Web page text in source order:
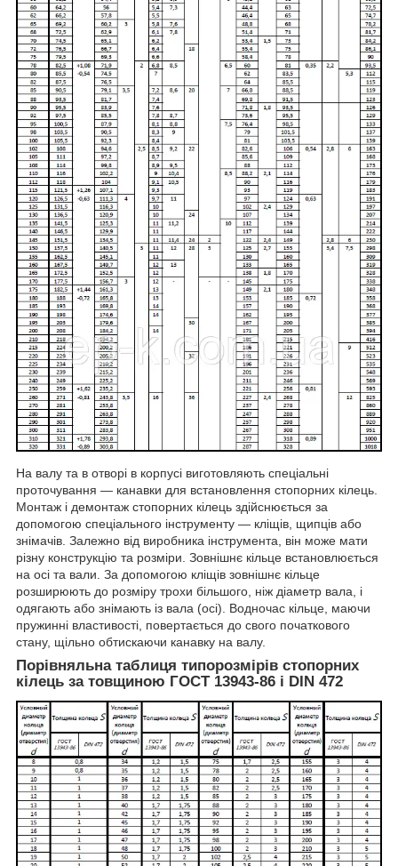
На валу та в отворі в корпусі виготовляють спеціальні
проточування — канавки для встановлення стопорних кілець.
Монтаж і демонтаж стопорних кілець здійснюється за
допомогою спеціального інструменту — кліщів, щипців або
знімачів. Залежно від виробника інструмента, він може мати
різну конструкцію та розміри. Зовнішнє кільце встановлюється
на осі та вали. За допомогою кліщів зовнішнє кільце
розширюють до розміру трохи більшого, ніж діаметр вала, і
одягають або знімають із вала (осі). Водночас кільце, маючи
пружинні властивості, повертається до свого початкового
стану, щільно обтискаючи канавку на валу.
Порівняльна таблиця типорозмірів стопорних
кілець за товщиною ГОСТ 13943-86 і DIN 472